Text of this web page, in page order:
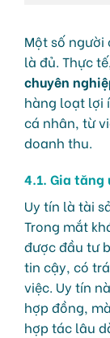
Một số người
là đủ. Thực
chuyên
hàng loạt lợi
cá nhân, từ
doanh thu.
4.1. Gia
Uy tín là tài
Trong mắt
được đầu tư
tin cậy, có
việc. Uy tín
hợp đồng,
hợp tác lâu